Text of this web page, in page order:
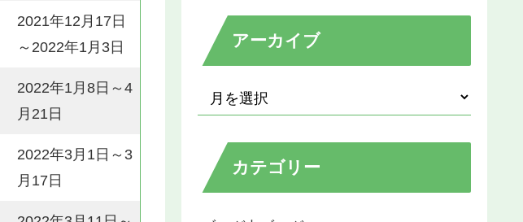
2021年12月17日
～2022年1月3日
2022年1月8日～4
月21日
2022年3月1日～3
月17日
アーカイブ
カテゴリー